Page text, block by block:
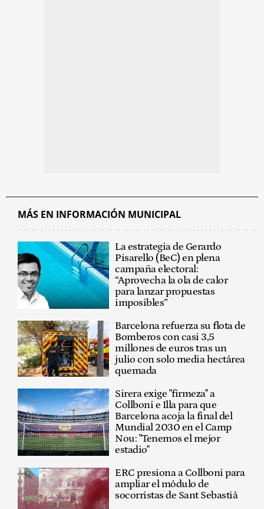
MÁS EN INFORMACIÓN MUNICIPAL
La estrategia de Gerardo
Pisarello (BeC) en plena
campaña electoral:
“Aprovecha la ola de calor
para lanzar propuestas
imposibles”
Barcelona refuerza su flota de
Bomberos con casi 3,5
millones de euros tras un
julio con solo media hectárea
quemada
Sirera exige "firmeza" a
Collboni e Illa para que
Barcelona acoja la final del
Mundial 2030 en el Camp
Nou: "Tenemos el mejor
estadio"
ERC presiona a Collboni para
ampliar el módulo de
socorristas de Sant Sebastià